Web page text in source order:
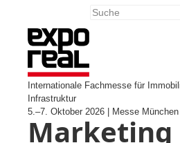
Internationale Fachmesse für
Infrastruktur
5.–7. Oktober 2026 | Messe München
Marketing